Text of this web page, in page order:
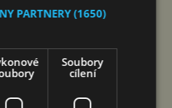
osvětu v oblasti
a kultivaci veřejného
se do projektu připojil jako
po Karlových Varech.
Český Krumlov a Kutná
Philip Morris ČR.
PARTNERY(1650)
Soubory
cílení